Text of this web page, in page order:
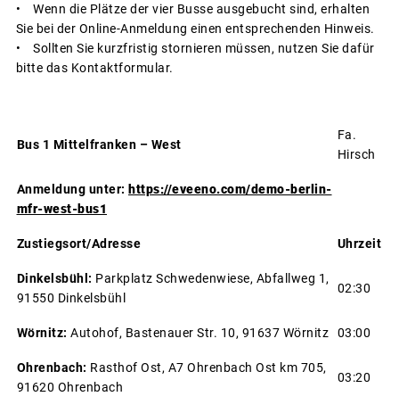
• Wenn die Plätze der vier Busse ausgebucht sind, erhalten
Sie bei der Online-Anmeldung einen entsprechenden Hinweis.
• Sollten Sie kurzfristig stornieren müssen, nutzen Sie dafür
bitte das Kontaktformular.
Bus 1 Mittelfranken – West
Fa.
Hirsch
Anmeldung unter: https://eveeno.com/demo-berlin-
mfr-west-bus1
Zustiegsort/Adresse Uhrzeit
Dinkelsbühl: Parkplatz Schwedenwiese, Abfallweg 1,
91550 Dinkelsbühl
02:30
Wörnitz: Autohof, Bastenauer Str. 10, 91637 Wörnitz 03:00
Ohrenbach: Rasthof Ost, A7 Ohrenbach Ost km 705,
91620 Ohrenbach
03:20